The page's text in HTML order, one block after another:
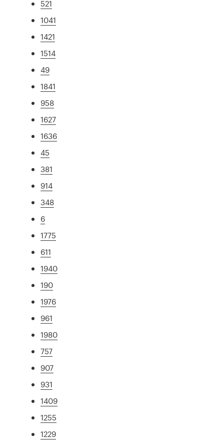
521
1041
1421
1514
49
1841
958
1627
1636
45
381
914
348
6
1775
611
1940
190
1976
961
1980
757
907
931
1409
1255
1229